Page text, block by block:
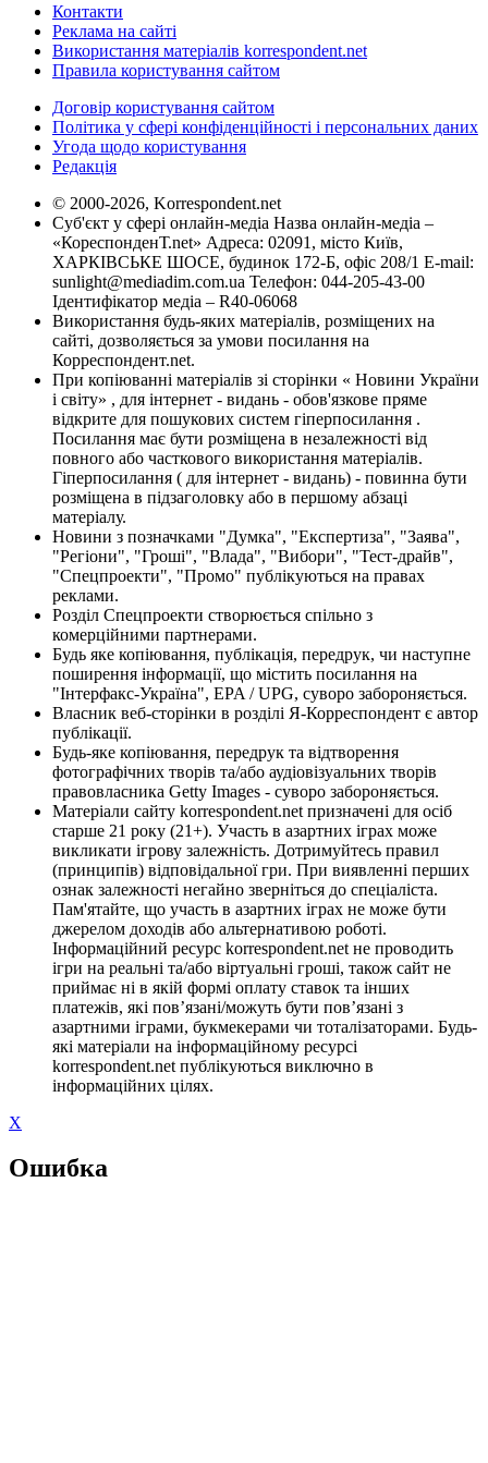
Контакти
Реклама на сайті
Використання матеріалів korrespondent.net
Правила користування сайтом
Договір користування сайтом
Політика у сфері конфіденційності і персональних даних
Угода щодо користування
Редакція
© 2000-2026, Korrespondent.net
Суб'єкт у сфері онлайн-медіа Назва онлайн-медіа –
«КореспонденТ.net» Адреса: 02091, місто Київ,
ХАРКІВСЬКЕ ШОСЕ, будинок 172-Б, офіс 208/1 E-mail:
sunlight@mediadim.com.ua Телефон: 044-205-43-00
Ідентифікатор медіа – R40-06068
Використання будь-яких матеріалів, розміщених на
сайті, дозволяється за умови посилання на
Корреспондент.net.
При копіюванні матеріалів зі сторінки « Новини України
і світу» , для інтернет - видань - обов'язкове пряме
відкрите для пошукових систем гіперпосилання .
Посилання має бути розміщена в незалежності від
повного або часткового використання матеріалів.
Гіперпосилання ( для інтернет - видань) - повинна бути
розміщена в підзаголовку або в першому абзаці
матеріалу.
Новини з позначками "Думка", "Експертиза", "Заява",
"Регіони", "Гроші", "Влада", "Вибори", "Тест-драйв",
"Спецпроекти", "Промо" публікуються на правах
реклами.
Розділ Спецпроекти створюється спільно з
комерційними партнерами.
Будь яке копіювання, публікація, передрук, чи наступне
поширення інформації, що містить посилання на
"Інтерфакс-Україна", EPA / UPG, суворо забороняється.
Власник веб-сторінки в розділі Я-Корреспондент є автор
публікації.
Будь-яке копіювання, передрук та відтворення
фотографічних творів та/або аудіовізуальних творів
правовласника Getty Images - суворо забороняється.
Матеріали сайту korrespondent.net призначені для осіб
старше 21 року (21+). Участь в азартних іграх може
викликати ігрову залежність. Дотримуйтесь правил
(принципів) відповідальної гри. При виявленні перших
ознак залежності негайно зверніться до спеціаліста.
Пам'ятайте, що участь в азартних іграх не може бути
джерелом доходів або альтернативою роботі.
Інформаційний ресурс korrespondent.net не проводить
ігри на реальні та/або віртуальні гроші, також сайт не
приймає ні в якій формі оплату ставок та інших
платежів, які пов’язані/можуть бути пов’язані з
азартними іграми, букмекерами чи тоталізаторами. Будь-
які матеріали на інформаційному ресурсі
korrespondent.net публікуються виключно в
інформаційних цілях.
X
Ошибка